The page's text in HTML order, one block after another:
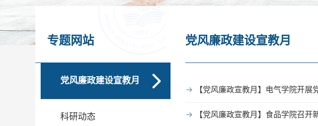
专题网站
党风廉政建设宣教月
科研动态
党风廉政建设宣教月
【党风廉政宣教月】电气学院开
【党风廉政宣教月】食品学院召